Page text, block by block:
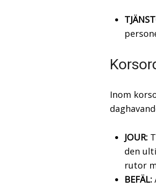
Inom
JOUR:
den
rutor
BEFÄL: